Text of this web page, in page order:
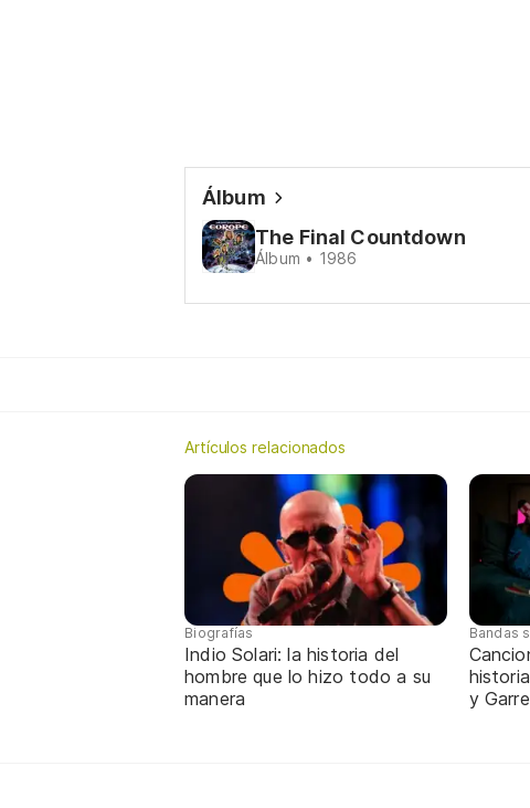
Álbum
The Final Countdown
Álbum • 1986
Artículos relacionados
Biografías
Indio Solari: la historia del
hombre que lo hizo todo a su
manera
Bandas
y